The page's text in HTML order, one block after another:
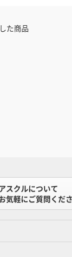
た商品
スクルについて
気軽にご質問くださ